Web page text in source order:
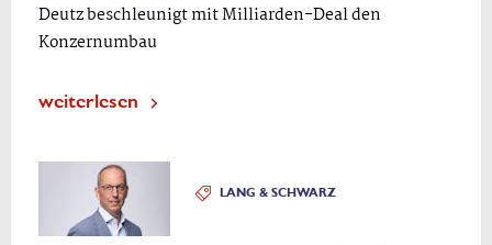
Deutz beschleunigt mit Milliarden-Deal den
Konzernumbau
weiterlesen
LANG & SCHWARZ